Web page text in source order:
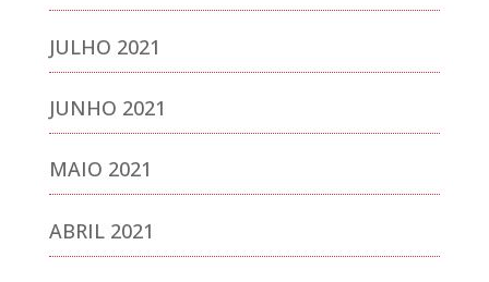
JULHO 2021
JUNHO 2021
MAIO 2021
ABRIL 2021